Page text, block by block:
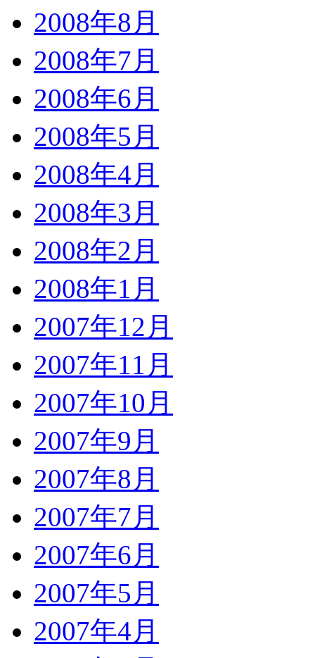
2008年8月
2008年7月
2008年6月
2008年5月
2008年4月
2008年3月
2008年2月
2008年1月
2007年12月
2007年11月
2007年10月
2007年9月
2007年8月
2007年7月
2007年6月
2007年5月
2007年4月